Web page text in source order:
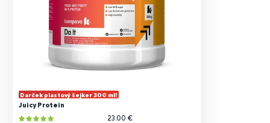
Darček plastový šejker 300 ml!
Juicy Protein
23.00 €